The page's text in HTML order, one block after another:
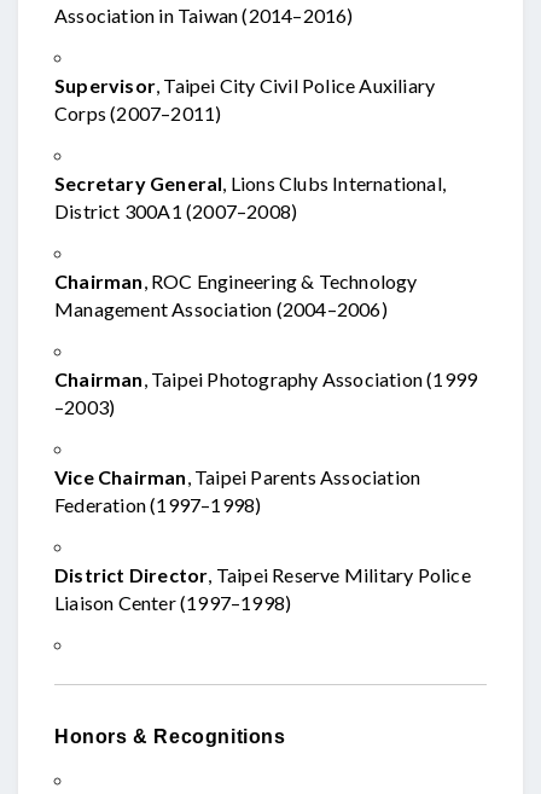
Association in Taiwan (2014–2016)
Supervisor, Taipei City Civil Police Auxiliary
Corps (2007–2011)
Secretary General, Lions Clubs International,
District 300A1 (2007–2008)
Chairman, ROC Engineering & Technology
Management Association (2004–2006)
Chairman, Taipei Photography Association (1999
–2003)
Vice Chairman, Taipei Parents Association
Federation (1997–1998)
District Director, Taipei Reserve Military Police
Liaison Center (1997–1998)
Honors & Recognitions